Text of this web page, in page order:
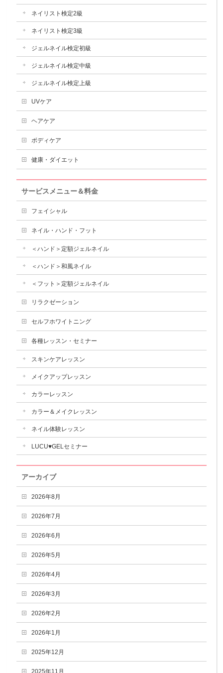
ネイリスト検定2級
ネイリスト検定3級
ジェルネイル検定初級
ジェルネイル検定中級
ジェルネイル検定上級
UVケア
ヘアケア
ボディケア
健康・ダイエット
サービスメニュー＆料金
フェイシャル
ネイル・ハンド・フット
＜ハンド＞定額ジェルネイル
＜ハンド＞和風ネイル
＜フット＞定額ジェルネイル
リラクゼーション
セルフホワイトニング
各種レッスン・セミナー
スキンケアレッスン
メイクアップレッスン
カラーレッスン
カラー＆メイクレッスン
ネイル体験レッスン
LUCU♥GELセミナー
アーカイブ
2026年8月
2026年7月
2026年6月
2026年5月
2026年4月
2026年3月
2026年2月
2026年1月
2025年12月
2025年11月